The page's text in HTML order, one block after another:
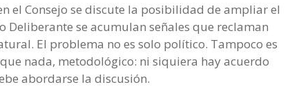
el Consejo se discute la posibilidad de ampliar el
Deliberante se acumulan señales que reclaman
El problema no es solo político. Tampoco es
nada, metodológico: ni siquiera hay acuerdo
abordarse la discusión.